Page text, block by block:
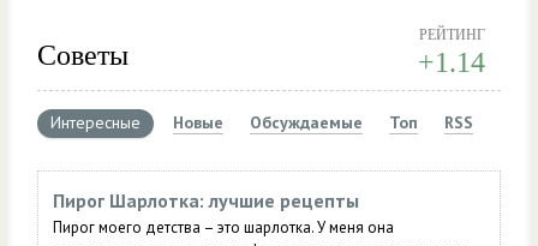
РЕЙТИНГ
+1.14
Советы
Интересные Новые Обсуждаемые Топ RSS
Пирог Шарлотка: лучшие рецепты
Пирог моего детства – это шарлотка. У меня она